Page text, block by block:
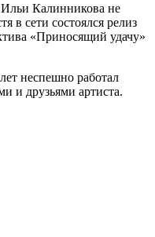
Калинникова не
в сети состоялся релиз
«Приносящий удачу»
неспешно работал
и друзьями артиста.